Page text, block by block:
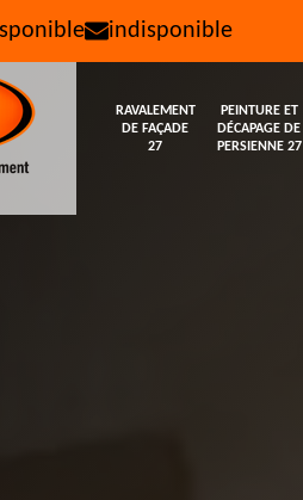
indisponible
RAVALEMENT
DE FAÇADE
27
PEINTURE ET
DÉCAPAGE DE
PERSIENNE 27